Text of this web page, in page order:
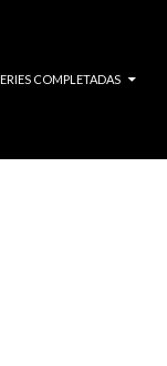
COMPLETADAS